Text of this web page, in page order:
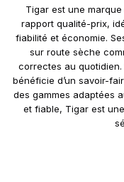
Tigar est une
rapport qualité-prix,
fiabilité et économie.
sur route sèche
correctes au
bénéficie d’un savoir-
des gammes adaptées
et fiable, Tigar est